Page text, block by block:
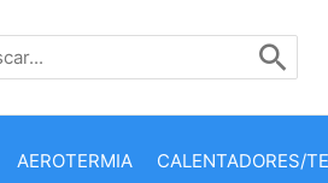
AEROTERMIA CALENTADORES/